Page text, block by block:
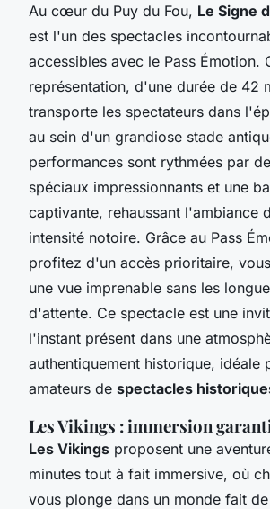
Au cœur du Puy du Fou, Le Signe
est l'un des spectacles
accessibles avec le Pass Émotion.
représentation, d'une durée de 42
transporte les spectateurs dans
au sein d'un grandiose stade
performances sont rythmées par
spéciaux impressionnants et une
captivante, rehaussant l'ambiance
intensité notoire. Grâce au Pass
profitez d'un accès prioritaire,
une vue imprenable sans les
d'attente. Ce spectacle est une
l'instant présent dans une
authentiquement historique, idéale
amateurs de spectacles
Les Vikings : immersion
Les Vikings proposent une
minutes tout à fait immersive, où
vous plonge dans un monde fait